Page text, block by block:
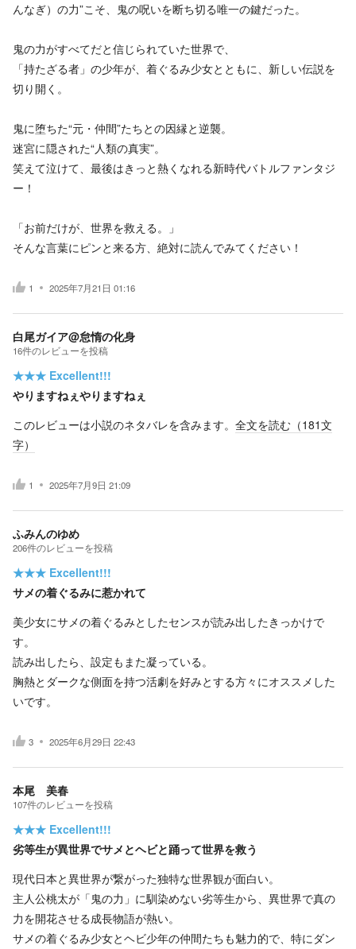
んなぎ）の力”こそ、鬼の呪いを断ち切る唯一の鍵だった。
鬼の力がすべてだと信じられていた世界で、
「持たざる者」の少年が、着ぐるみ少女とともに、新しい伝説を
切り開く。
鬼に堕ちた“元・仲間”たちとの因縁と逆襲。
迷宮に隠された“人類の真実”。
笑えて泣けて、最後はきっと熱くなれる新時代バトルファンタジ
ー！
「お前だけが、世界を救える。」
そんな言葉にピンと来る方、絶対に読んでみてください！
1 2025年7月21日 01:16
白尾ガイア@怠惰の化身
16件のレビューを投稿
★★★ Excellent!!!
やりますねぇやりますねぇ
このレビューは小説のネタバレを含みます。 全文を読む（181文
字）
1 2025年7月9日 21:09
ふみんのゆめ
206件のレビューを投稿
★★★ Excellent!!!
サメの着ぐるみに惹かれて
美少女にサメの着ぐるみとしたセンスが読み出したきっかけで
す。
読み出したら、設定もまた凝っている。
胸熱とダークな側面を持つ活劇を好みとする方々にオススメした
いです。
3 2025年6月29日 22:43
本尾 美春
107件のレビューを投稿
★★★ Excellent!!!
劣等生が異世界でサメとヘビと踊って世界を救う
現代日本と異世界が繋がった独特な世界観が面白い。
主人公桃太が「鬼の力」に馴染めない劣等生から、異世界で真の
力を開花させる成長物語が熱い。
サメの着ぐるみ少女とヘビ少年の仲間たちも魅力的で、特にダン